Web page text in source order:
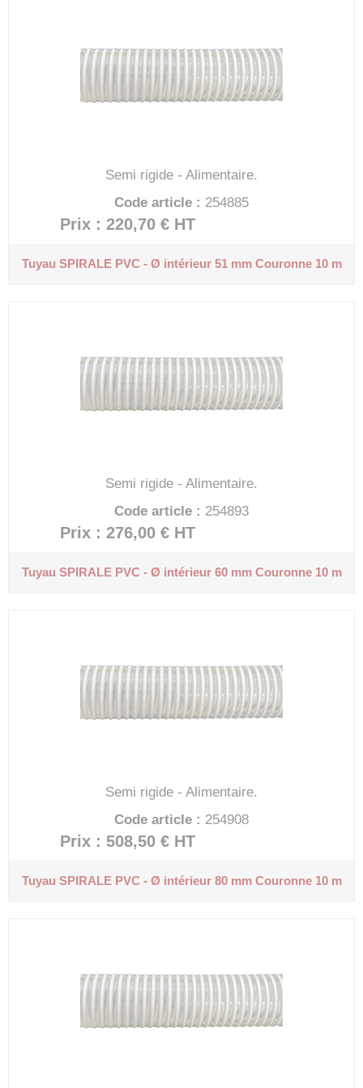
Semi rigide - Alimentaire.
Code article : 254885
Prix : 220,70 € HT
Tuyau SPIRALE PVC - Ø intérieur 51 mmCouronne 10 m
Semi rigide - Alimentaire.
Code article : 254893
Prix : 276,00 € HT
Tuyau SPIRALE PVC - Ø intérieur 60 mmCouronne 10 m
Semi rigide - Alimentaire.
Code article : 254908
Prix : 508,50 € HT
Tuyau SPIRALE PVC - Ø intérieur 80 mmCouronne 10 m